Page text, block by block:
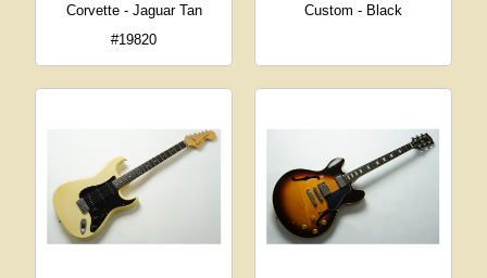
Corvette - Jaguar Tan
#19820
Custom - Black